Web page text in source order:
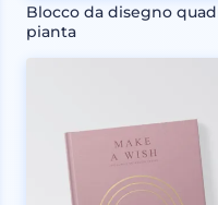
Blocco da disegno
pianta